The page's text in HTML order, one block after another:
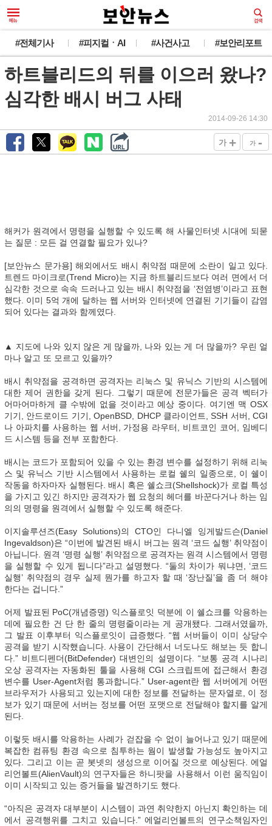
#전체기사 #피지컬ㆍAI #사건사고 #보안리포트
하트블리드의 뒤를 이으러 왔나?
심각한 배시 버그 사태
2014-09-26 14:30
가 + 가 -
해커가 원격에서 명령을 실행할 수 있도록 해 사물인터넷 시대에 되묻
는 질문 : 모든 걸 연결할 필요가 있나?
[보안뉴스 문가용] 해외에서도 배시 취약점 때문에 소란이 일고 있다.
트렌드 마이크로(Trend Micro)는 지금 하트블리드보다 여러 면에서 더
심각한 것으로 속속 드러나고 있는 배시 취약점을 ‘전염병’이라고 표현
했다. 이미 5억 개에 달하는 웹 서버와 인터넷에 연결된 기기들이 감염
되어 있다는 결과와 함께였다.
▲ 지도에 나와 있지 않은 게 많을까, 나와 있는 게 더 많을까? 우린 얼
마나 알고 또 모르고 있을까?
배시 취약점을 공격하면 공격자는 리눅스 및 유닉스 기반의 시스템에
대한 제어 권한을 갖게 된다. 그렇기 때문에 전문가들은 공격 벡터가
어마어마하게 클 수밖에 없을 것이라고 예상 중이다. 여기엔 맥 OSX
기기, 안드로이드 기기, OpenBSD, DHCP 클라이언트, SSH 서버, CGI
나 아파치를 사용하는 웹 서버, 가정용 라우터, 비트코인 코어, 임베디
드 시스템 등을 전부 포함한다.
배시는 코드가 포함되어 있을 수 있는 환경 변수를 설정하기 위해 리눅
스 및 유닉스 기반 시스템에서 사용하는 로컬 쉘의 일종으로, 이 쉘이
작동을 하자마자 실행된다. 배시 혹은 쉘쇼크(Shellshock)가 로컬 특성
을 가지고 있긴 하지만 공격자가 웹 요청의 헤더를 바꾼다거나 하는 임
의의 명령을 원격에서 실행할 수 있도록 해준다.
이지솔루션즈(Easy Solutions)의 CTO인 다니엘 잉게발드슨(Daniel
Ingevaldson)은 “이번에 발견된 배시 버그는 원격 ‘코드 실행’ 취약점이
아닙니다. 원격 ‘명령 실행’ 취약점으로 공격자는 원격 시스템에서 명령
을 실행할 수 있게 됩니다”라고 설명했다. “둘의 차이가 뭐냐면, ‘코드
실행’ 취약점의 경우 실제 뭔가를 하고자 할 때 ‘장난질’을 좀 더 해야
한다는 겁니다.”
어제 발표된 PoC(개념증명) 익스플로잇 덕분에 이 쉘쇼크를 악용하는
데에 필요한 건 단 한 줄의 명령줄이라는 게 공개됐다. 그래서였을까,
그 발표 이후부터 익스플로잇이 급증했다. “웹 서버들이 이미 상당수
공격을 받기 시작했습니다. 사용이 간단해서 너도나도 해보는 듯 합니
다.” 비트디펜더(BitDefender) 대변인의 설명이다. “보통 공격 시나리
오상 공격자는 자동화된 툴을 사용해 CGI 스크립트에 접근해서 환경
변수를 User-Agent처럼 통과합니다.” User-agent란 웹 서버에게 어떤
브라우저가 사용되고 있는지에 대한 정보를 전달하는 문자열로, 이 정
보가 있기 때문에 서버는 정보를 어떤 포맷으로 전달해야 할지를 알게
된다.
이렇듯 배시를 악용하는 사례가 걷잡을 수 없이 늘어나고 있기 때문에
복잡한 컴퓨팅 환경 속으로 침투하는 웜이 발생할 가능성도 높아지고
있다. 그리고 이는 곧 봇넷의 생성으로 이어질 것으로 예상된다. 에얼
리언볼트(AlienVault)의 연구자들은 하니팟을 사용해서 이런 움직임이
이미 시작되고 있는 증거들을 발견하기도 했다.
“아직은 공격자 대부분이 시스템이 과연 취약한지 아닌지 확인하는 데
에서 공격행위를 그치고 있습니다.” 에얼리언볼트의 연구소책임자인